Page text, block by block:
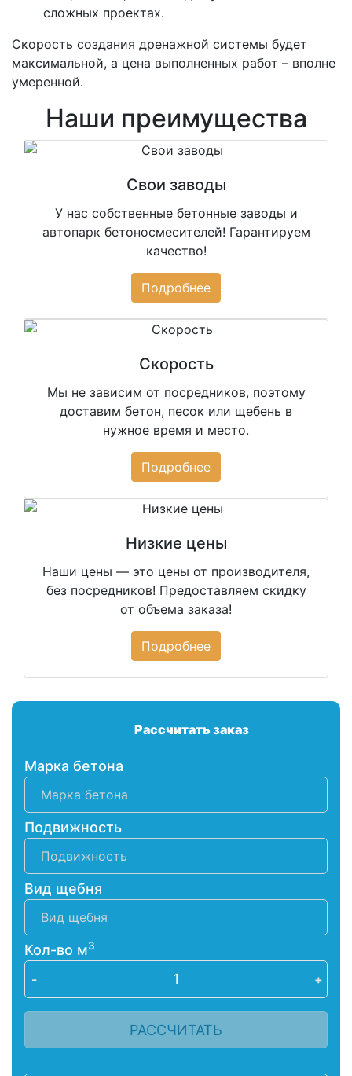
сложных проектах.
Скорость создания дренажной системы будет
максимальной, а цена выполненных работ – вполне
умеренной.
Наши преимущества
Свои заводы
У нас собственные бетонные заводы и
автопарк бетоносмесителей! Гарантируем
качество!
Подробнее
Скорость
Мы не зависим от посредников, поэтому
доставим бетон, песок или щебень в
нужное время и место.
Подробнее
Низкие цены
Наши цены — это цены от производителя,
без посредников! Предоставляем скидку
от объема заказа!
Подробнее
Рассчитать заказ
Марка бетона
Подвижность
Вид щебня
Кол-во м3
- +